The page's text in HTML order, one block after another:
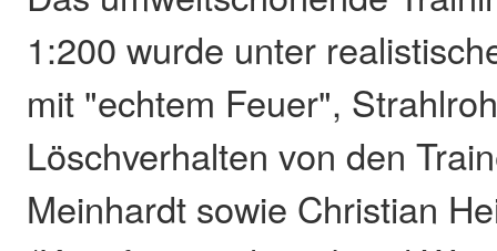
1:200 wurde unter
mit "echtem Feuer",
Löschverhalten von den
Meinhardt sowie Christian